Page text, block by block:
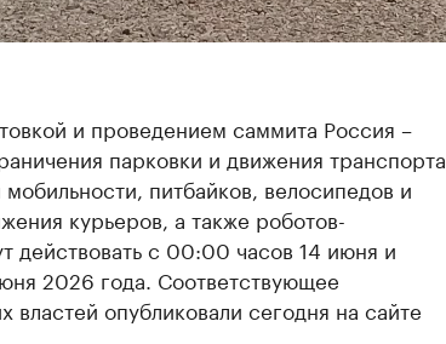
и проведением саммита Россия –
парковки и движения транспорта,
питбайков, велосипедов и
курьеров, а также роботов-
действовать с 00:00 часов 14 июня и
2026 года. Соответствующее
властей опубликовали сегодня на сайте